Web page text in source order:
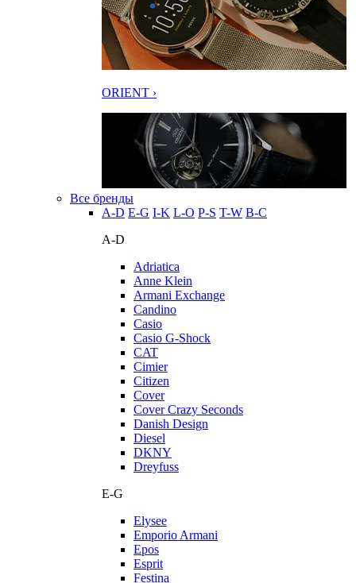
ORIENT ›
Все бренды
A-D E-G I-K L-O P-S T-W В-С
A-D
Adriatica
Anne Klein
Armani Exchange
Candino
Casio
Casio G-Shock
CAT
Cimier
Citizen
Cover
Cover Crazy Seconds
Danish Design
Diesel
DKNY
Dreyfuss
E-G
Elysee
Emporio Armani
Epos
Esprit
Festina